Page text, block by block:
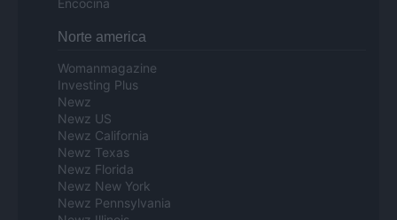
Norte america
Womanmagazine
Investing Plus
Newz
Newz US
Newz California
Newz Texas
Newz Florida
Newz New York
Newz Pennsylvania